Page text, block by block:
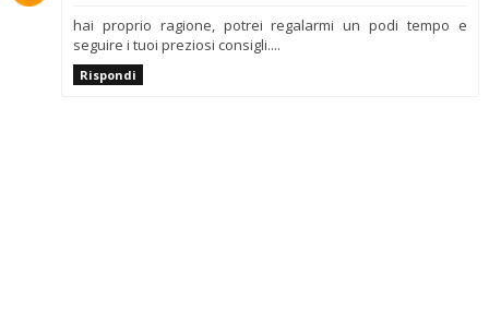
hai proprio ragione, potrei regalarmi un podi tempo e
seguire i tuoi preziosi consigli....
Rispondi